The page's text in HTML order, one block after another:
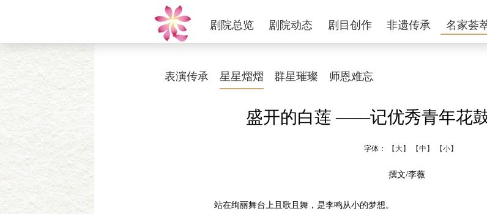
剧院总览 剧院动态 剧目创作 非遗传承 名家荟
表演传承 星星熠熠 群星璀璨 师恩难忘
盛开的白莲 ——记优秀青年花
字体： 【大】 【中】 【小】
撰文/李薇
站在绚丽舞台上且歌且舞，是李鸣从小的梦想。